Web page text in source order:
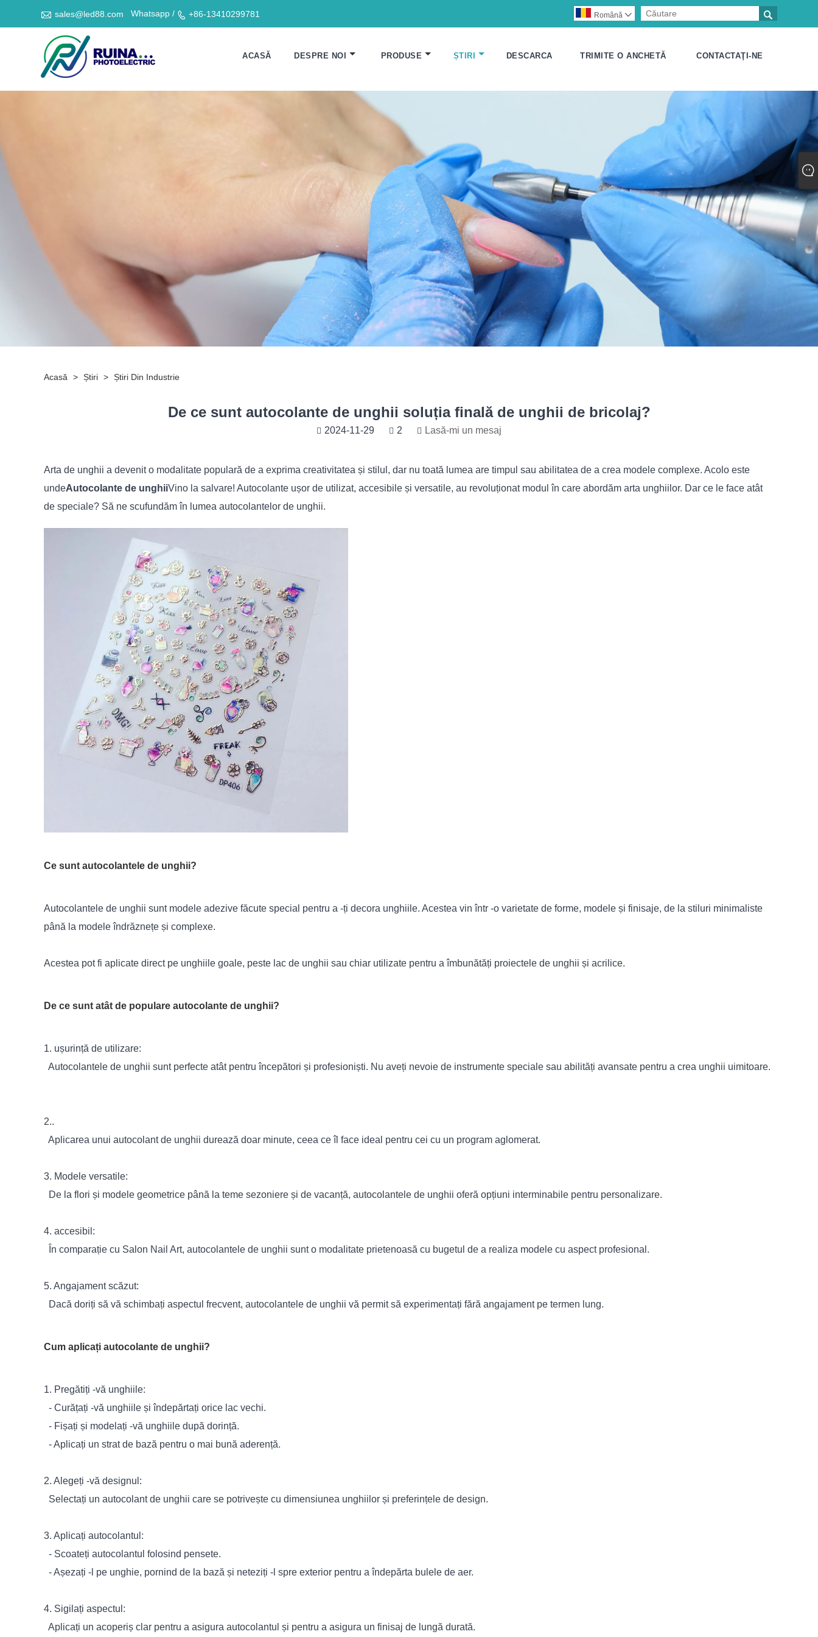
 sales@led88.com Whatsapp /  +86-13410299781 
Română 
ACASĂ DESPRE NOI PRODUSE ȘTIRI DESCARCA TRIMITE O ANCHETĂ CONTACTAŢI-NE
Acasă > Știri > Știri Din Industrie
De ce sunt autocolante de unghii soluția finală de unghii de bricolaj?
2024-11-29 2 Lasă-mi un mesaj
Arta de unghii a devenit o modalitate populară de a exprima creativitatea și stilul, dar nu toată lumea are timpul sau abilitatea de a crea modele complexe. Acolo este
undeAutocolante de unghiiVino la salvare! Autocolante ușor de utilizat, accesibile și versatile, au revoluționat modul în care abordăm arta unghiilor. Dar ce le face atât
de speciale? Să ne scufundăm în lumea autocolantelor de unghii.
Ce sunt autocolantele de unghii?
Autocolantele de unghii sunt modele adezive făcute special pentru a -ți decora unghiile. Acestea vin într -o varietate de forme, modele și finisaje, de la stiluri minimaliste
până la modele îndrăznețe și complexe.
Acestea pot fi aplicate direct pe unghiile goale, peste lac de unghii sau chiar utilizate pentru a îmbunătăți proiectele de unghii și acrilice.
De ce sunt atât de populare autocolante de unghii?
1. ușurință de utilizare:
Autocolantele de unghii sunt perfecte atât pentru începători și profesioniști. Nu aveți nevoie de instrumente speciale sau abilități avansate pentru a crea unghii uimitoare.
2..
Aplicarea unui autocolant de unghii durează doar minute, ceea ce îl face ideal pentru cei cu un program aglomerat.
3. Modele versatile:
De la flori și modele geometrice până la teme sezoniere și de vacanță, autocolantele de unghii oferă opțiuni interminabile pentru personalizare.
4. accesibil:
În comparație cu Salon Nail Art, autocolantele de unghii sunt o modalitate prietenoasă cu bugetul de a realiza modele cu aspect profesional.
5. Angajament scăzut:
Dacă doriți să vă schimbați aspectul frecvent, autocolantele de unghii vă permit să experimentați fără angajament pe termen lung.
Cum aplicați autocolante de unghii?
1. Pregătiți -vă unghiile:
- Curățați -vă unghiile și îndepărtați orice lac vechi.
- Fișați și modelați -vă unghiile după dorință.
- Aplicați un strat de bază pentru o mai bună aderență.
2. Alegeți -vă designul:
Selectați un autocolant de unghii care se potrivește cu dimensiunea unghiilor și preferințele de design.
3. Aplicați autocolantul:
- Scoateți autocolantul folosind pensete.
- Așezați -l pe unghie, pornind de la bază și neteziți -l spre exterior pentru a îndepărta bulele de aer.
4. Sigilați aspectul:
Aplicați un acoperiș clar pentru a asigura autocolantul și pentru a asigura un finisaj de lungă durată.